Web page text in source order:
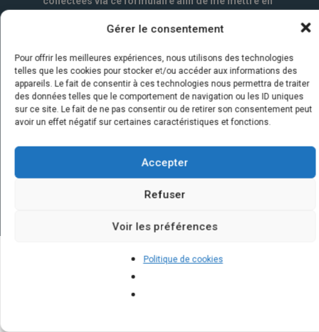
Gérer le consentement
Pour offrir les meilleures expériences, nous utilisons des technologies
telles que les cookies pour stocker et/ou accéder aux informations des
appareils. Le fait de consentir à ces technologies nous permettra de traiter
des données telles que le comportement de navigation ou les ID uniques
sur ce site. Le fait de ne pas consentir ou de retirer son consentement peut
avoir un effet négatif sur certaines caractéristiques et fonctions.
Accepter
Refuser
Voir les préférences
Politique de cookies
un an par la société Marketizi SAS et destinées au
Quelques infos sur nos centrales